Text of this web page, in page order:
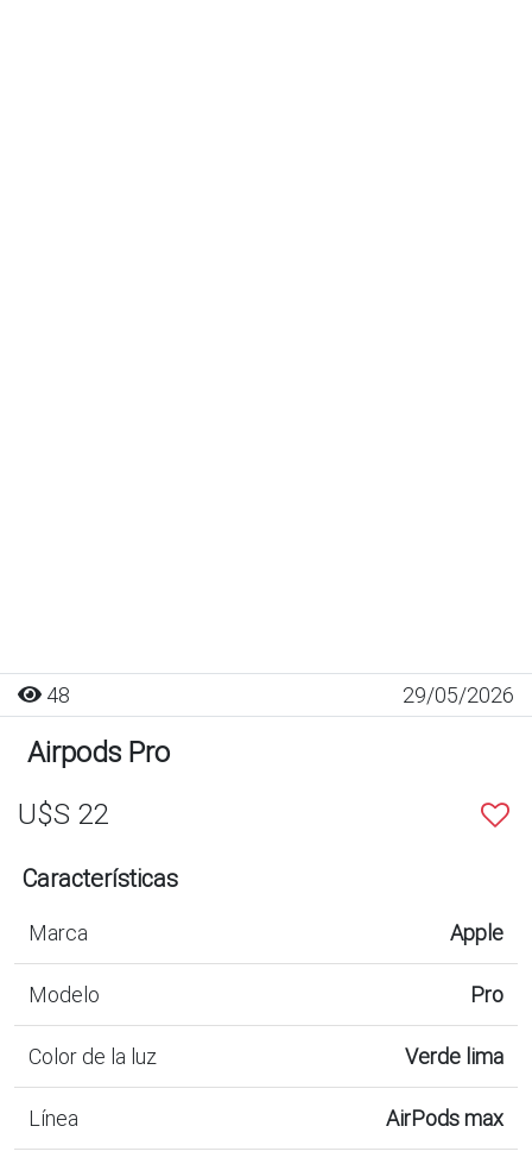
48 29/05/2026
Airpods Pro
U$S 22
Características
Marca Apple
Modelo Pro
Color de la luz Verde lima
Línea AirPods max